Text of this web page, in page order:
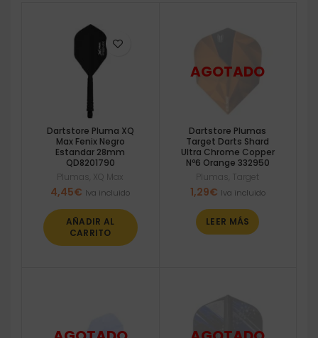
Dartstore Pluma XQ
Max Fenix Negro
Estandar 28mm
QD8201790
Plumas XQ Max
4,45€ Iva incluido
AÑADIR AL
CARRITO
Dartstore Plumas
Target Darts Shard
Ultra Chrome Copper
Nº6 Orange 332950
Plumas Target
1,29€ Iva incluido
LEER MÁS